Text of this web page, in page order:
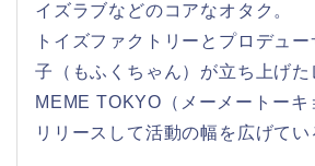
イズラブなどのコアなオタク。
トイズファクトリーとプロデュ
子（もふくちゃん）が立ち上げた
MEME TOKYO（メーメートーキ
リリースして活動の幅を広げてい